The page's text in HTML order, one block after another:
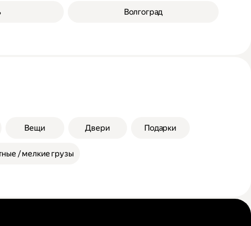
Волгоград
Вещи Двери Подарки
/ мелкие грузы